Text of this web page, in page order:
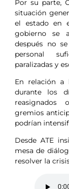
Por su parte,
situación
el estado en
gobierno se
después no
personal
paralizadas y
En relación a
durante los
reasignados
gremios
podrían
Desde ATE
mesa de
resolver la